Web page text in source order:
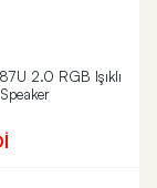
2.0 RGB Işıklı